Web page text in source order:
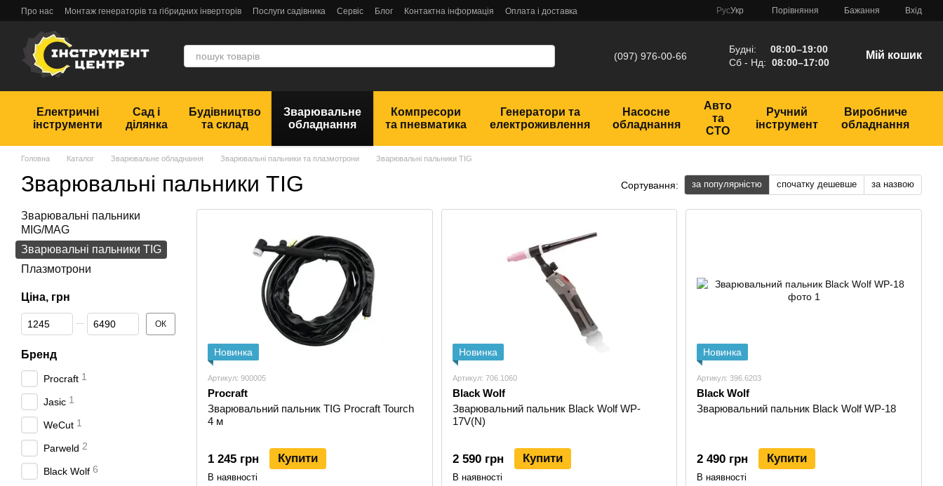
Перейти до основного контенту
Про нас Монтаж генераторів та гібридних інверторів Послуги садівника Сервіс Блог Контактна інформація
Оплата і доставка
РусУкр Порівняння Бажання Вхід
(097) 976-00-66
Будні: 08:00–19:00
Сб - Нд: 08:00–17:00
Мій кошик
Електричні
інструменти
Сад і
ділянка
Будівництво
та склад
Зварювальне
обладнання
Компресори
та пневматика
Генератори та
електроживлення
Насосне
обладнання
Авто
та
СТО
Ручний
інструмент
Виробниче
обладнання
Головна Каталог Зварювальне обладнання Зварювальні пальники та плазмотрони Зварювальні пальники TIG
Зварювальні пальники TIG Сортування: за популярністю спочатку дешевше за назвою
Новинка
Артикул: 900005
Procraft
Зварювальний пальник TIG Procraft Tourch
4 м
1 245 грн Купити
В наявності
Новинка
Артикул: 706.1060
Black Wolf
Зварювальний пальник Black Wolf WP-
17V(N)
2 590 грн Купити
В наявності
Новинка
Артикул: 396.6203
Black Wolf
Зварювальний пальник Black Wolf WP-18
2 490 грн Купити
В наявності
Зварювальні пальники
MIG/MAG
Зварювальні пальники TIG
Плазмотрони
Ціна, грн
Від Ціна, грн
До Ціна, грн ОК
Бренд
Procraft 1
Jasic 1
WeCut 1
Parweld 2
Black Wolf 6